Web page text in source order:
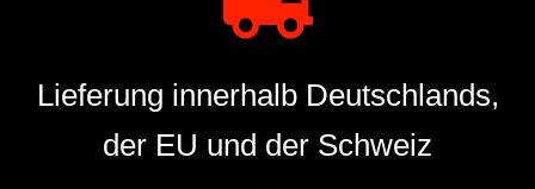
Lieferung innerhalb Deutschlands,
der EU und der Schweiz